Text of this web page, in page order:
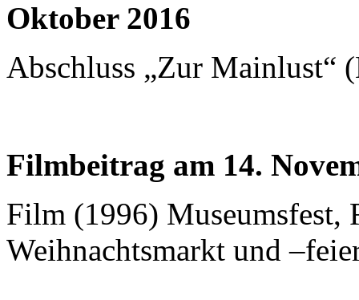
Oktober 2016
Abschluss „Zur Mainlust“
Filmbeitrag am 14.
Film (1996) Museumsfest,
Weihnachtsmarkt und